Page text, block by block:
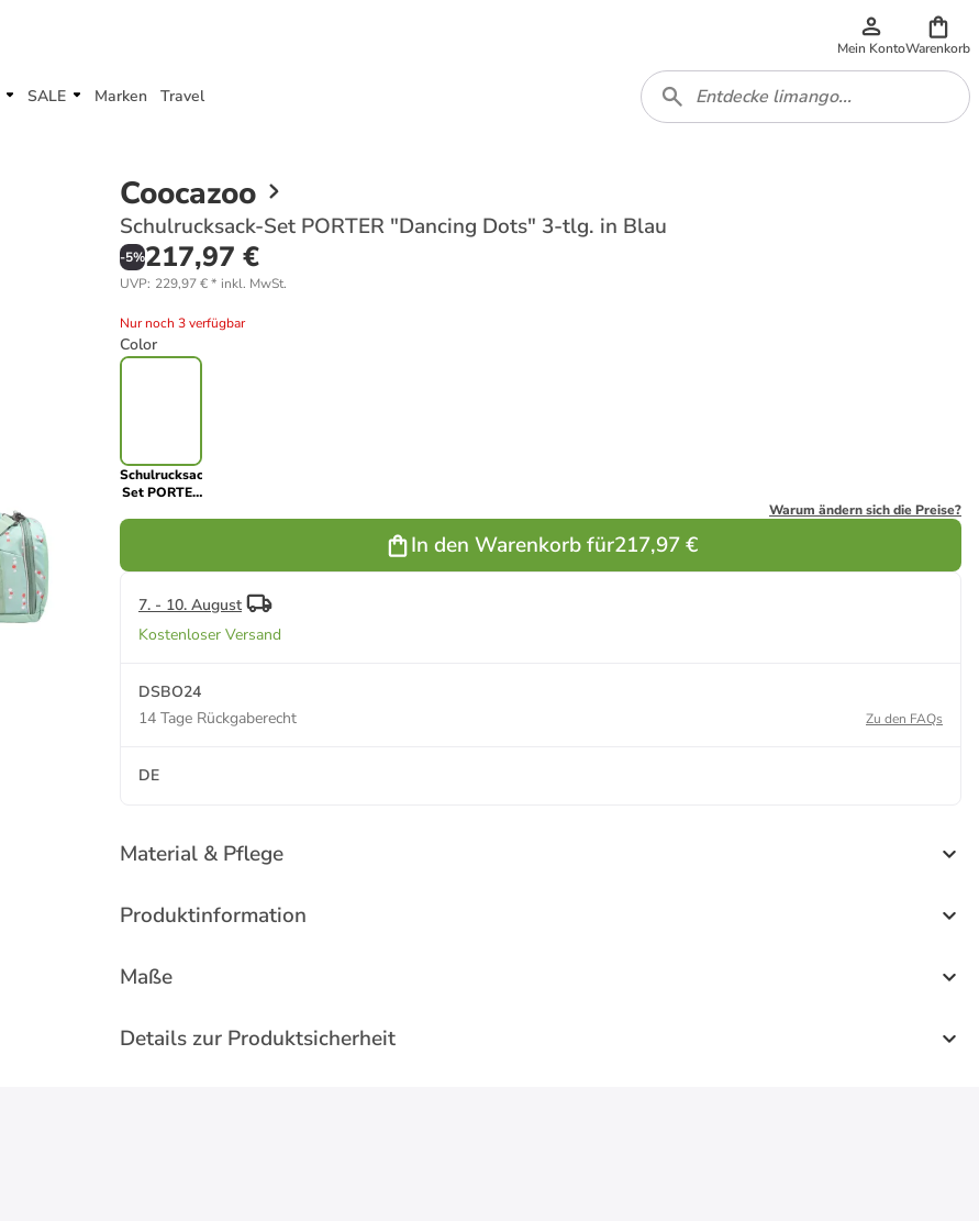
Mein KontoWarenkorb
SALE Marken Travel
Coocazoo
Schulrucksack-Set PORTER "Dancing Dots" 3-tlg. in Blau
-5%217,97 €
UVP: 229,97 €* inkl. MwSt.
Nur noch 3 verfügbar
Color
Schulrucksack-
Set PORTER
Warum ändern sich die Preise?
In den Warenkorb für217,97 €
7. - 10. August
Kostenloser Versand
DSBO24
14 Tage Rückgaberecht
Zu den FAQs
DE
Material & Pflege
Produktinformation
Maße
Details zur Produktsicherheit